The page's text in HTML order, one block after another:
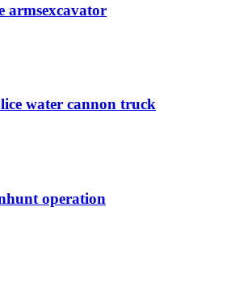
armsexcavator
water cannon truck
operation